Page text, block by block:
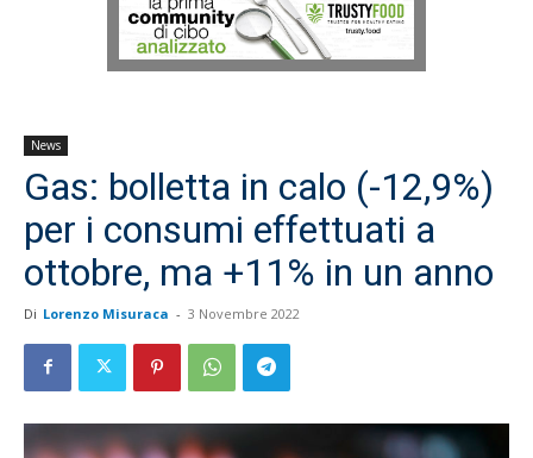
Salvagente
News
Gas: bolletta in calo (-12,9%)
per i consumi effettuati a
ottobre, ma +11% in un anno
Di Lorenzo Misuraca - 3 Novembre 2022